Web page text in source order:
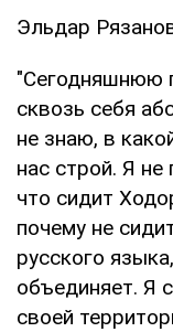
Эльдар
"Сегодняшнюю
сквозь себя
не знаю, в
нас строй. Я
что сидит
почему не
русского
объединяет. Я
своей